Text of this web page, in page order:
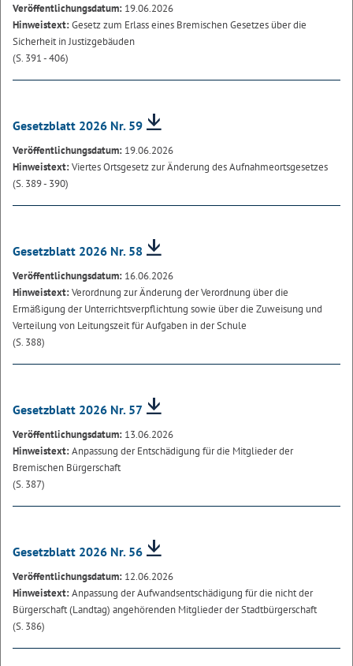
Veröffentlichungsdatum: 19.06.2026
Hinweistext:Gesetz zum Erlass eines Bremischen Gesetzes über die
Sicherheit in Justizgebäuden
(S. 391 - 406)
Gesetzblatt 2026 Nr. 59
Veröffentlichungsdatum: 19.06.2026
Hinweistext:Viertes Ortsgesetz zur Änderung des Aufnahmeortsgesetzes
(S. 389 - 390)
Gesetzblatt 2026 Nr. 58
Veröffentlichungsdatum: 16.06.2026
Hinweistext:Verordnung zur Änderung der Verordnung über die
Ermäßigung der Unterrichtsverpflichtung sowie über die Zuweisung und
Verteilung von Leitungszeit für Aufgaben in der Schule
(S. 388)
Gesetzblatt 2026 Nr. 57
Veröffentlichungsdatum: 13.06.2026
Hinweistext:Anpassung der Entschädigung für die Mitglieder der
Bremischen Bürgerschaft
(S. 387)
Gesetzblatt 2026 Nr. 56
Veröffentlichungsdatum: 12.06.2026
Hinweistext:Anpassung der Aufwandsentschädigung für die nicht der
Bürgerschaft (Landtag) angehörenden Mitglieder der Stadtbürgerschaft
(S. 386)